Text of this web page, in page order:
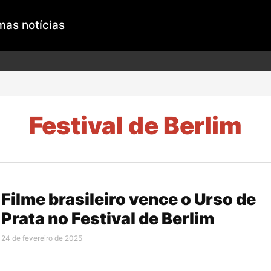
notícias
Festival de Berlim
Filme brasileiro vence o Urso de
Prata no Festival de Berlim
24 de fevereiro de 2025